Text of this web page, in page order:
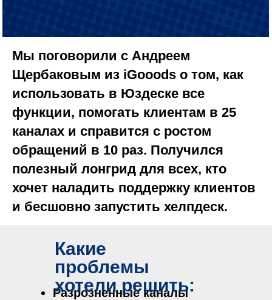
Мы поговорили с Андреем
Щербаковым из iGooods о том, как
использовать в Юздеске все
функции, помогать клиентам в 25
каналах и справится с ростом
обращений в 10 раз. Получился
полезный лонгрид для всех, кто
хочет наладить поддержку клиентов
и бесшовно запустить хелпдеск.
Разрозненные каналы
Какие
проблемы
хотели решить: